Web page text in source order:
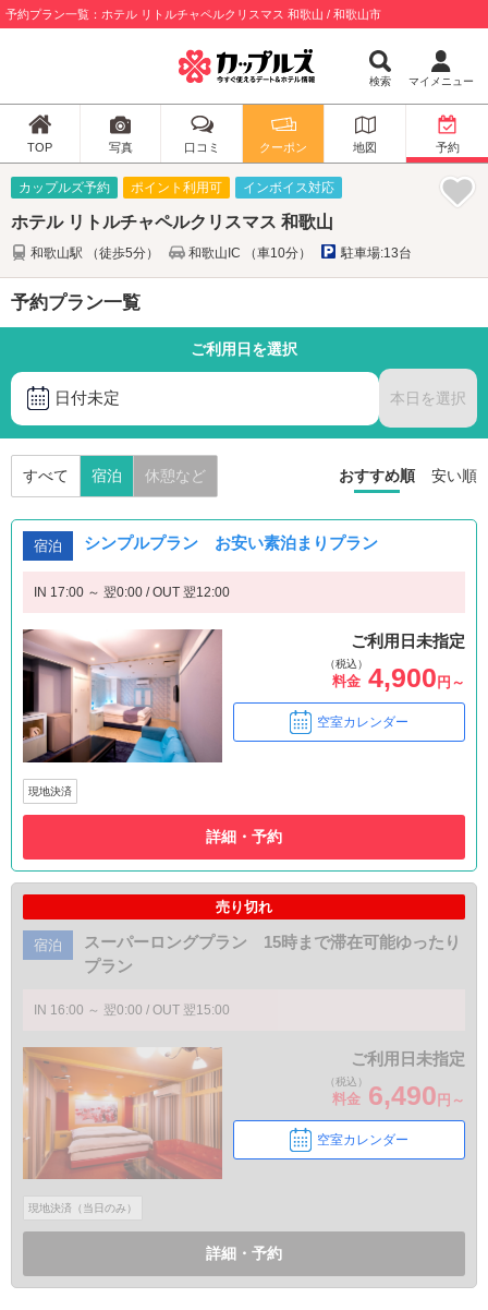
予約プラン一覧：ホテル リトルチャペルクリスマス 和歌山 / 和歌山市
検索 マイメニュー
TOP 写真 口コミ クーポン 地図 予約
カップルズ予約 ポイント利用可 インボイス対応
ホテル リトルチャペルクリスマス 和歌山
和歌山駅 （徒歩5分） 和歌山IC （車10分） 駐車場:13台
予約プラン一覧
ご利用日を選択
日付未定 本日を選択
すべて 宿泊 休憩など おすすめ順 安い順
宿泊 シンプルプラン お安い素泊まりプラン
IN 17:00 ～ 翌0:00 / OUT 翌12:00
ご利用日未指定
（税込）
料金 4,900 円～
空室カレンダー
現地決済
詳細・予約
売り切れ
宿泊
スーパーロングプラン 15時まで滞在可能ゆったり
プラン
IN 16:00 ～ 翌0:00 / OUT 翌15:00
ご利用日未指定
（税込）
料金 6,490 円～
空室カレンダー
現地決済（当日のみ）
詳細・予約